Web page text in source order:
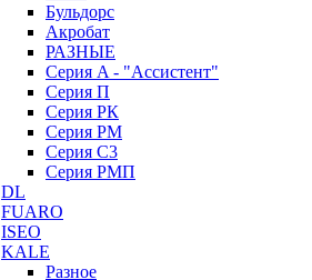
Бульдорс
Акробат
РАЗНЫЕ
Серия A - "Ассистент"
Серия П
Серия РК
Серия РМ
Серия С3
Серия РМП
DL
FUARO
ISEO
KALE
Разное